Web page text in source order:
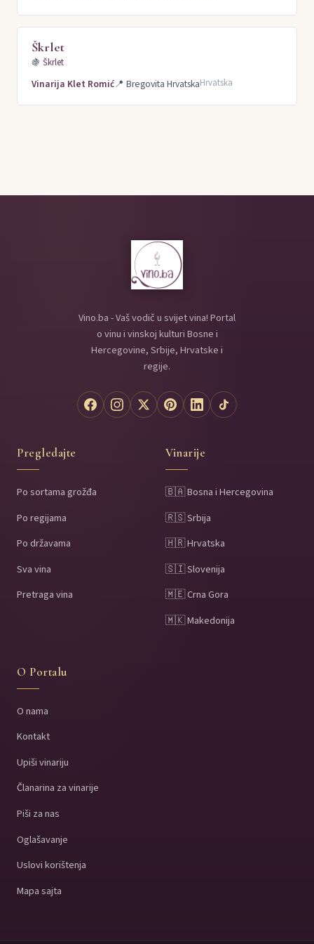
Škrlet
🍇 Škrlet
Vinarija Klet Romić📍 Bregovita HrvatskaHrvatska
Vino.ba - Vaš vodič u svijet vina! Portal
o vinu i vinskoj kulturi Bosne i
Hercegovine, Srbije, Hrvatske i
regije.
Pregledajte
Po sortama grožđa
Po regijama
Po državama
Sva vina
Pretraga vina
Vinarije
🇧🇦 Bosna i Hercegovina
🇷🇸 Srbija
🇭🇷 Hrvatska
🇸🇮 Slovenija
🇲🇪 Crna Gora
🇲🇰 Makedonija
O Portalu
O nama
Kontakt
Upiši vinariju
Članarina za vinarije
Piši za nas
Oglašavanje
Uslovi korištenja
Mapa sajta